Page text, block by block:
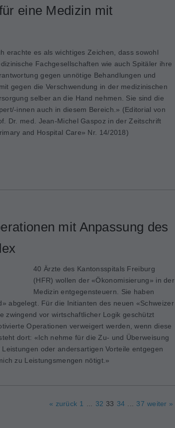
eine Medizin mit
erachte es als wichtiges Zeichen, dass sowohl
Fachgesellschaften wie auch Spitäler ihre
gegen unnötige Behandlungen und
gegen die Verschwendung in der medizinischen
selber an die Hand nehmen. Sie sind die
innen auch in diesem Bereich.» (Editorial von
Dr. med. Jean-Michel Gaspoz in der Zeitschrift
and Hospital Care» Nr. 14/2018)
mit Anpassung des
40 Ärzte des Kantonsspitals Freiburg
(HFR) wollen der «Ökonomisierung» in der
Medizin entgegensteuern. Sie haben
abgelegt. Für die Initianten des neuen «Schweizer
zwingend vor wirtschaftlicher Logik geschützt
Operationen verweigert werden, wenn diese
dort: «Ich nehme für die Zu- und Überweisung
oder andersartigen Vorteile entgegen
zu Leistungsmengen nötigt.»
« zurück 1 32 33 34 37 weiter »